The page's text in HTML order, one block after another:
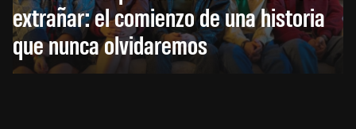
extrañar: el comienzo de una historia
que nunca olvidaremos